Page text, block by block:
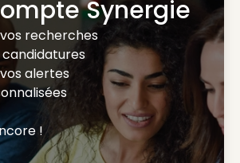
Synergie
recherches
candidatures
alertes
!